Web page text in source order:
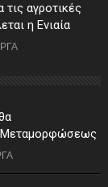
αγροτικές
η Ενιαία
Μεταμορφώσεως
5 Αυγούστου